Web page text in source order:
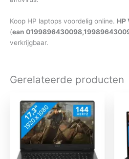
Koop HP laptops voordelig online. HP
(ean
verkrijgbaar.
Gerelateerde producten